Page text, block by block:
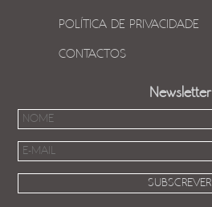
POLÍTICA DE PRIVACIDADE
CONTACTOS
Newsletter